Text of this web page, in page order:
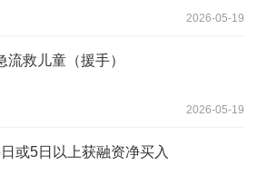
2026-05-19
救儿童（援手）
2026-05-19
或5日以上获融资净买入